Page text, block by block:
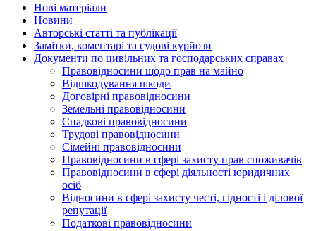
Нові матеріали
Новини
Авторські статті та публікації
Замітки, коментарі та судові курйози
Документи по цивільних та господарських справах
Правовідносини щодо прав на майно
Відшкодування шкоди
Договірні правовідносини
Земельні правовідносини
Спадкові правовідносини
Трудові правовідносини
Сімейні правовідносини
Правовідносини в сфері захисту прав споживачів
Правовідносини в сфері діяльності юридичних
осіб
Відносини в сфері захисту честі, гідності і ділової
репутації
Податкові правовідносини